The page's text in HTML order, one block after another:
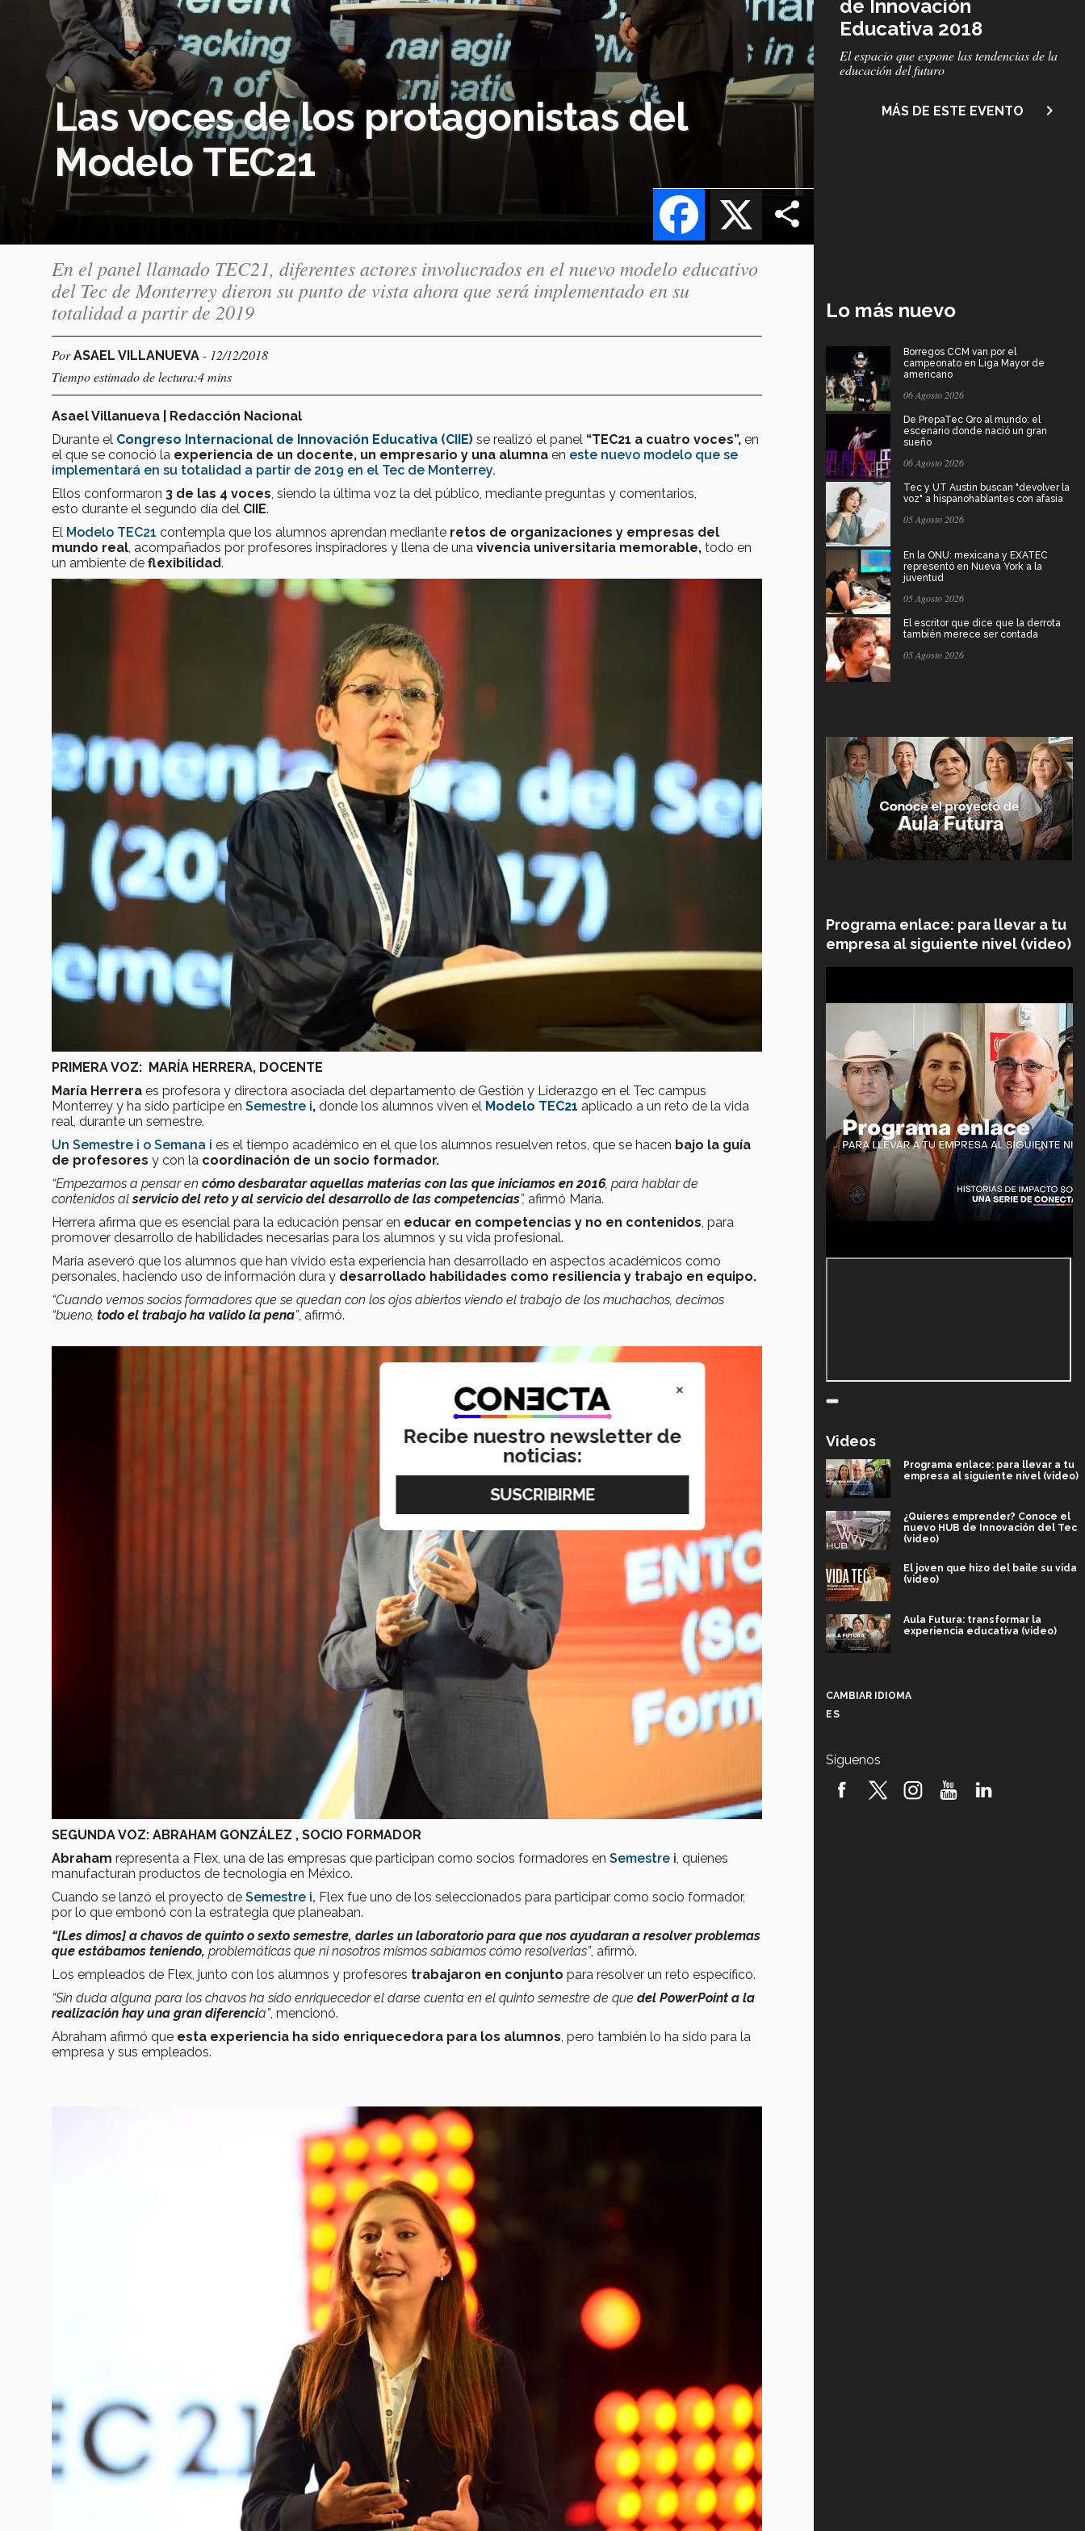
Las voces de los protagonistas del
Modelo TEC21
X
Facebook
de Innovación
Educativa 2018
Subtítulo
El espacio que expone las tendencias de la
educación del futuro
MÁS DE ESTE EVENTO navigate_next
En el panel llamado TEC21, diferentes actores involucrados en el nuevo modelo educativo
del Tec de Monterrey dieron su punto de vista ahora que será implementado en su
totalidad a partir de 2019
PorASAEL VILLANUEVA - 12/12/2018
Tiempo estimado de lectura:4 mins
Asael Villanueva | Redacción Nacional
Durante el Congreso Internacional de Innovación Educativa (CIIE) se realizó el panel “TEC21 a cuatro voces”, en
el que se conoció la experiencia de un docente, un empresario y una alumna en este nuevo modelo que se
implementará en su totalidad a partir de 2019 en el Tec de Monterrey.
Ellos conformaron 3 de las 4 voces, siendo la última voz la del público, mediante preguntas y comentarios,
esto durante el segundo día del CIIE.
El Modelo TEC21 contempla que los alumnos aprendan mediante retos de organizaciones y empresas del
mundo real, acompañados por profesores inspiradores y llena de una vivencia universitaria memorable, todo en
un ambiente de flexibilidad.
PRIMERA VOZ: MARÍA HERRERA, DOCENTE
María Herrera es profesora y directora asociada del departamento de Gestión y Liderazgo en el Tec campus
Monterrey y ha sido partícipe en Semestre i, donde los alumnos viven el Modelo TEC21 aplicado a un reto de la vida
real, durante un semestre.
Un Semestre i o Semana i es el tiempo académico en el que los alumnos resuelven retos, que se hacen bajo la guía
de profesores y con la coordinación de un socio formador.
“Empezamos a pensar en cómo desbaratar aquellas materias con las que iniciamos en 2016, para hablar de
contenidos alservicio del reto y al servicio del desarrollo de las competencias”, afirmó María.
Herrera afirma que es esencial para la educación pensar en educar en competencias y no en contenidos, para
promover desarrollo de habilidades necesarias para los alumnos y su vida profesional.
María aseveró que los alumnos que han vivido esta experiencia han desarrollado en aspectos académicos como
personales, haciendo uso de información dura y desarrollado habilidades como resiliencia y trabajo en equipo.
“Cuando vemos socios formadores que se quedan con los ojos abiertos viendo el trabajo de los muchachos, decimos
“bueno, todo el trabajo ha valido la pena”, afirmó.
SEGUNDA VOZ: ABRAHAM GONZÁLEZ , SOCIO FORMADOR
Abraham representa a Flex, una de las empresas que participan como socios formadores en Semestre i, quienes
manufacturan productos de tecnología en México.
Cuando se lanzó el proyecto de Semestre i, Flex fue uno de los seleccionados para participar como socio formador,
por lo que embonó con la estrategia que planeaban.
“[Les dimos] a chavos de quinto o sexto semestre, darles un laboratorio para que nos ayudaran a resolver problemas
que estábamos teniendo, problemáticas que ni nosotros mismos sabíamos cómo resolverlas”, afirmó.
Los empleados de Flex, junto con los alumnos y profesores trabajaron en conjunto para resolver un reto específico.
“Sin duda alguna para los chavos ha sido enriquecedor el darse cuenta en el quinto semestre de que del PowerPoint a la
realización hay una gran diferencia”, mencionó.
Abraham afirmó que esta experiencia ha sido enriquecedora para los alumnos, pero también lo ha sido para la
empresa y sus empleados.
Lo más nuevo
Borregos CCM van por el
campeonato en Liga Mayor de
americano
06 Agosto 2026
De PrepaTec Qro al mundo: el
escenario donde nació un gran
sueño
06 Agosto 2026
Tec y UT Austin buscan "devolver la
voz" a hispanohablantes con afasia
05 Agosto 2026
En la ONU: mexicana y EXATEC
representó en Nueva York a la
juventud
05 Agosto 2026
El escritor que dice que la derrota
también merece ser contada
05 Agosto 2026
Programa enlace: para llevar a tu
empresa al siguiente nivel (video)
Videos
Programa enlace: para llevar a tu
empresa al siguiente nivel (video)
¿Quieres emprender? Conoce el
nuevo HUB de Innovación del Tec
(video)
El joven que hizo del baile su vida
(video)
Aula Futura: transformar la
experiencia educativa (video)
robótica FIRST 2026! (video)
CAMBIAR IDIOMA
ES
Síguenos
×
Recibe nuestro newsletter de
noticias: